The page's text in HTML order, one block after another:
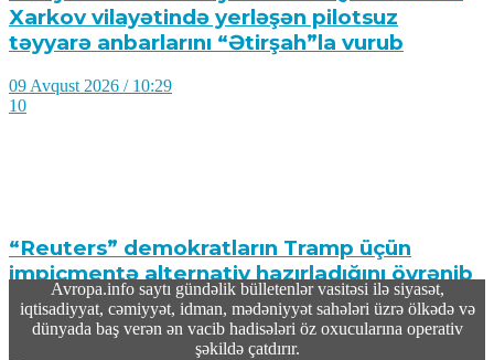
Xarkov vilayətində yerləşən pilotsuz
təyyarə anbarlarını “Ətirşah”la vurub
09 Avqust 2026 / 10:29
10
“Reuters” demokratların Tramp üçün
impiçmentə alternativ hazırladığını öyrənib
09 Avqust 2026 / 10:19
Avropa.info saytı gündəlik bülletenlər vasitəsi ilə siyasət,
iqtisadiyyat, cəmiyyət, idman, mədəniyyət sahələri üzrə ölkədə və
dünyada baş verən ən vacib hadisələri öz oxucularına operativ
şəkildə çatdırır.